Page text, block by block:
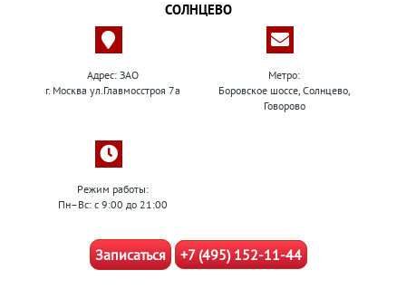
СОЛНЦЕВО
Адрес: ЗАО
г. Москва ул.Главмосстроя 7а
Метро:
Боровское шоссе, Солнцево,
Говорово
Режим работы:
Пн–Вс: с 9:00 до 21:00
Записаться +7 (495) 152-11-44